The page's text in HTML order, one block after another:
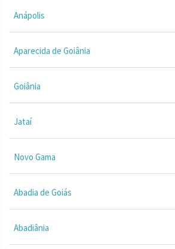
Anápolis
Aparecida de Goiânia
Goiânia
Jataí
Novo Gama
Abadia de Goiás
Abadiânia